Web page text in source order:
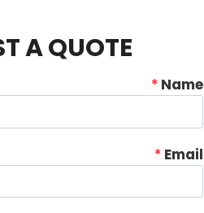
A QUOTE
Name
*
Email
*